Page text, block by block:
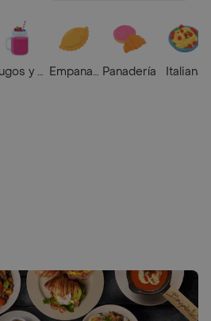
y Batidos
EmpanadasPanadería Italiana